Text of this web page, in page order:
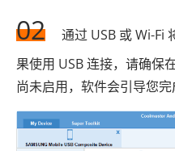
02
通过 USB 或 Wi-Fi
果使用 USB 连接，请确保
尚未启用，软件会引导您完